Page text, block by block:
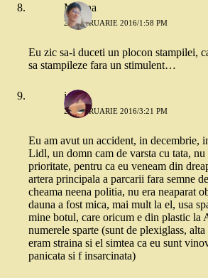
Mirona
26 FEBRUARIE 2016/1:58 PM
Eu zic sa-i duceti un plocon stampilei,
sa stampileze fara un stimulent…
ioana
26 FEBRUARIE 2016/3:21 PM
Eu am avut un accident, in decembrie,
Lidl, un domn cam de varsta cu tata, nu
prioritate, pentru ca eu veneam din
artera principala a parcarii fara semne
cheama neena politia, nu era neaparat
dauna a fost mica, mai mult la el, usa
mine botul, care oricum e din plastic la
numerele sparte (sunt de plexiglass,
eram straina si el simtea ca eu sunt
panicata si f insarcinata)